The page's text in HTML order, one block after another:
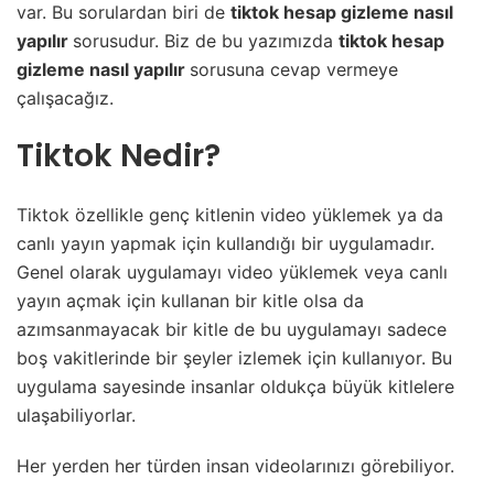
var. Bu sorulardan biri de tiktok hesap gizleme nasıl
yapılır sorusudur. Biz de bu yazımızda tiktok hesap
gizleme nasıl yapılır sorusuna cevap vermeye
çalışacağız.
Tiktok Nedir?
Tiktok özellikle genç kitlenin video yüklemek ya da
canlı yayın yapmak için kullandığı bir uygulamadır.
Genel olarak uygulamayı video yüklemek veya canlı
yayın açmak için kullanan bir kitle olsa da
azımsanmayacak bir kitle de bu uygulamayı sadece
boş vakitlerinde bir şeyler izlemek için kullanıyor. Bu
uygulama sayesinde insanlar oldukça büyük kitlelere
ulaşabiliyorlar.
Her yerden her türden insan videolarınızı görebiliyor.